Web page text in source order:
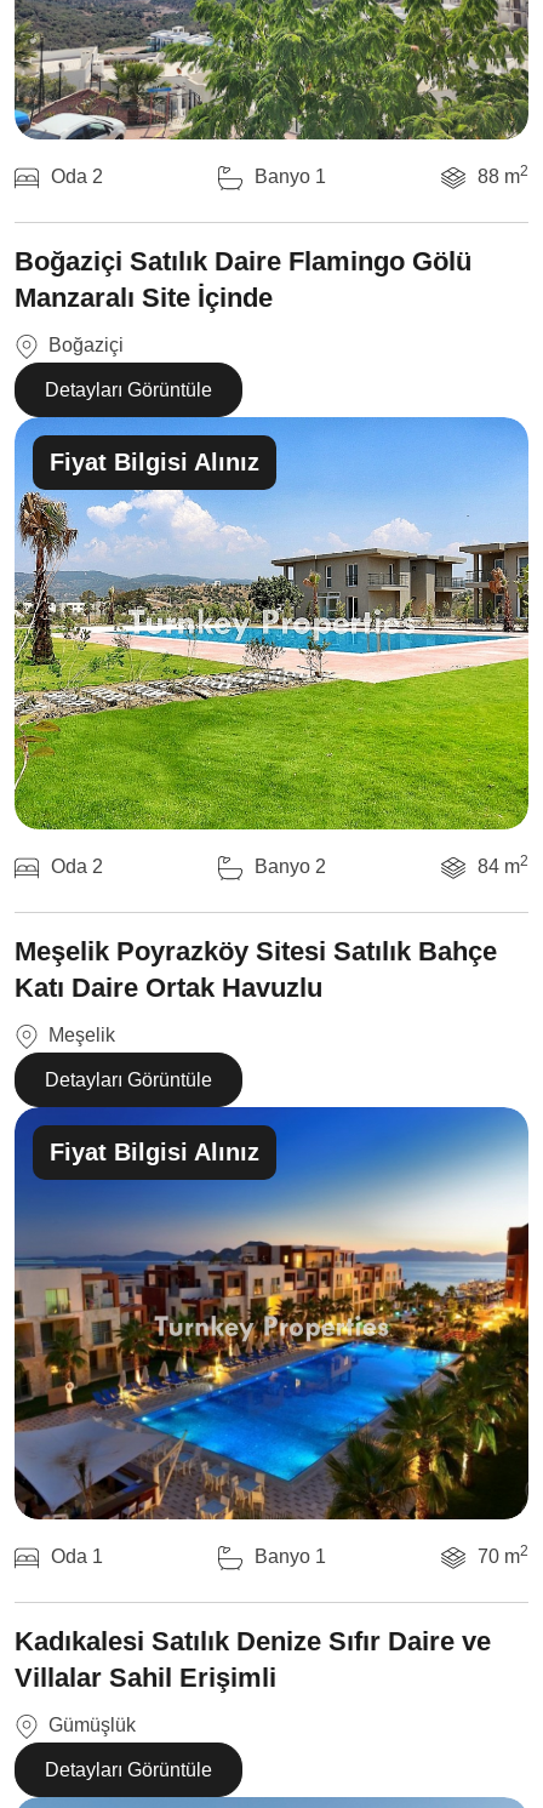
Oda 2 Banyo 1 88 m2
Boğaziçi Satılık Daire Flamingo Gölü
Manzaralı Site İçinde
Boğaziçi
Detayları Görüntüle
Fiyat Bilgisi Alınız
Oda 2 Banyo 2 84 m2
Meşelik Poyrazköy Sitesi Satılık Bahçe
Katı Daire Ortak Havuzlu
Meşelik
Detayları Görüntüle
Fiyat Bilgisi Alınız
Oda 1 Banyo 1 70 m2
Kadıkalesi Satılık Denize Sıfır Daire ve
Villalar Sahil Erişimli
Gümüşlük
Detayları Görüntüle